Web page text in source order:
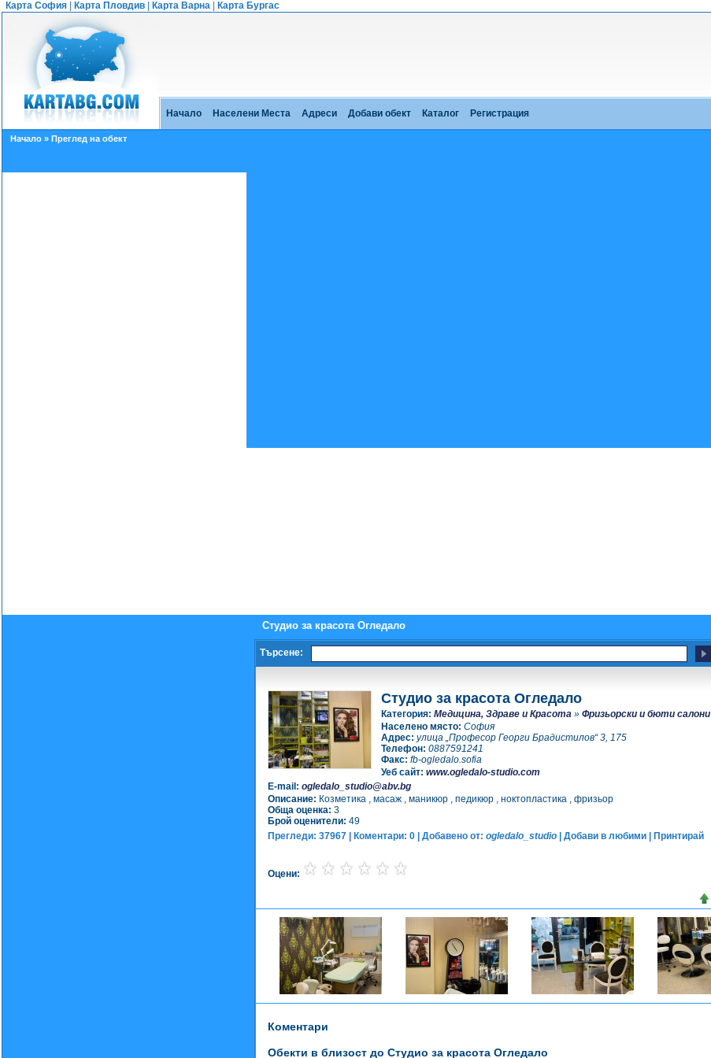
Карта София Карта Пловдив Карта Варна Карта Бургас
Начало Населени Места Адреси Добави обект Каталог
Регистрация
Начало» Преглед на обект
Студио за красота Огледало
Търсене:
Студио за красота Огледало
Категория: Медицина, Здраве и Красота» Фризьорски и бюти салони
Населено място: София
Адрес: улица „Професор Георги Брадистилов“ 3, 175
Телефон: 0887591241
Факс: fb-ogledalo.sofia
Уеб сайт: www.ogledalo-studio.com
E-mail: ogledalo_studio@abv.bg
Описание: Козметика , масаж , маникюр , педикюр , ноктопластика , фризьор
Обща оценка: 3
Брой оценители: 49
Прегледи: 37967 | Коментари: 0 | Добавено от: ogledalo_studio| Добави в любими| Принтирай
Оцени:
Коментари
Обекти в близост до Студио за красота Огледало